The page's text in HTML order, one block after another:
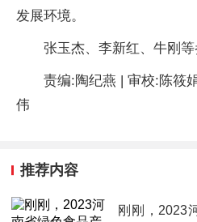
发展环境。
张玉杰、李新红、牛刚等
责编:陶纪燕 | 审校:陈筱
伟
推荐内容
刚刚，2023